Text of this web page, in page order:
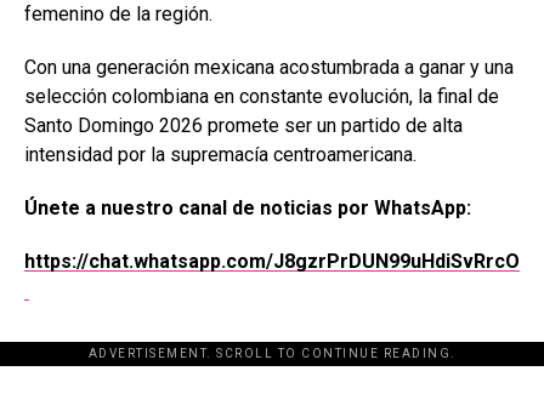
femenino de la región.
Con una generación mexicana acostumbrada a ganar y una
selección colombiana en constante evolución, la final de
Santo Domingo 2026 promete ser un partido de alta
intensidad por la supremacía centroamericana.
Únete a nuestro canal de noticias por WhatsApp:
https://chat.whatsapp.com/J8gzrPrDUN99uHdiSvRrcO
ADVERTISEMENT. SCROLL TO CONTINUE READING.
[adsforwp id="243463"]